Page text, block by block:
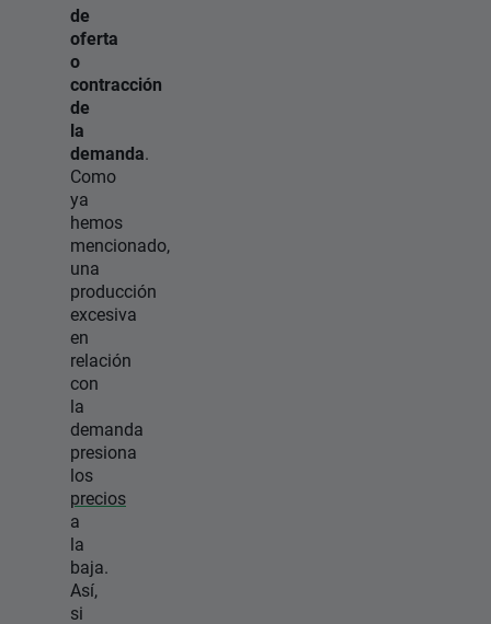
de
oferta
o
contracción
de
la
demanda.
Como
ya
hemos
mencionado,
una
producción
excesiva
en
relación
con
la
demanda
presiona
los
precios
a
la
baja.
Así,
si